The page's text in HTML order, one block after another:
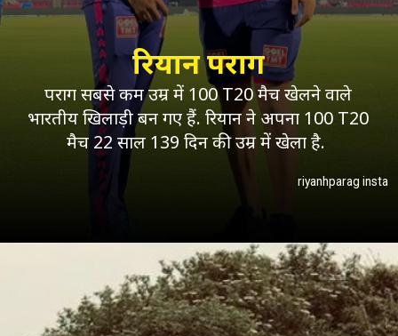
पराग सबसे कम उम्र में 100 T20 मैच खेलने वाले
भारतीय खिलाड़ी बन गए हैं. रियान ने अपना 100 T20
मैच 22 साल 139 दिन की उम्र में खेला है.
रियान पराग
riyanhparag insta